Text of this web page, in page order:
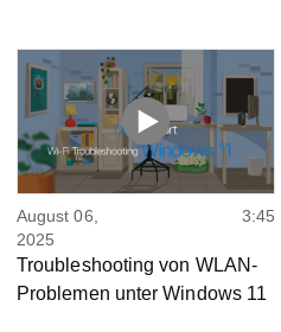
August 06,
2025
3:45
Troubleshooting von WLAN-
Problemen unter Windows 11